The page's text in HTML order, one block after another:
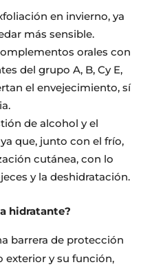
en invierno, ya
más sensible.
orales con
del grupo A, B, Cy E,
el envejecimiento, sí
de alcohol y el
que, junto con el frío,
cutánea, con lo
y la deshidratación.
hidratante?
barrera de protección
exterior y su función,